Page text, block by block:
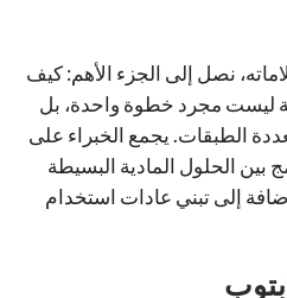
نصل إلى الجزء الأهم: كيف
ليست مجرد خطوة واحدة، بل
الطبقات. يجمع الخبراء على
بين الحلول المادية البسيطة
إلى تبني عادات استخدام